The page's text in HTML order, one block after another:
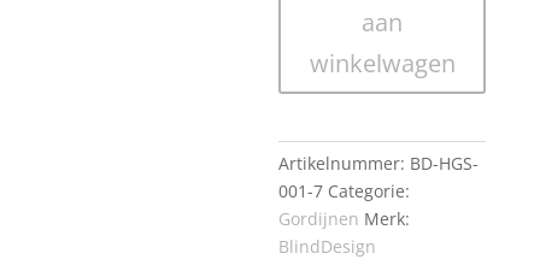
Pandora
aantal
aan
winkelwagen
Artikelnummer: BD-HGS-
001-7 Categorie:
Gordijnen Merk:
BlindDesign